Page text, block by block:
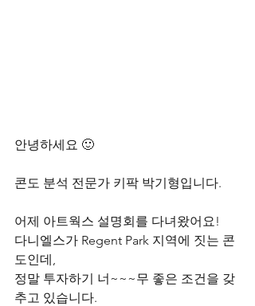
안녕하세요 🙂
콘도 분석 전문가 키팍 박기형입니다.
어제 아트웍스 설명회를 다녀왔어요!
다니엘스가 Regent Park 지역에 짓는 콘
도인데,
정말 투자하기 너~~~무 좋은 조건을 갖
추고 있습니다.